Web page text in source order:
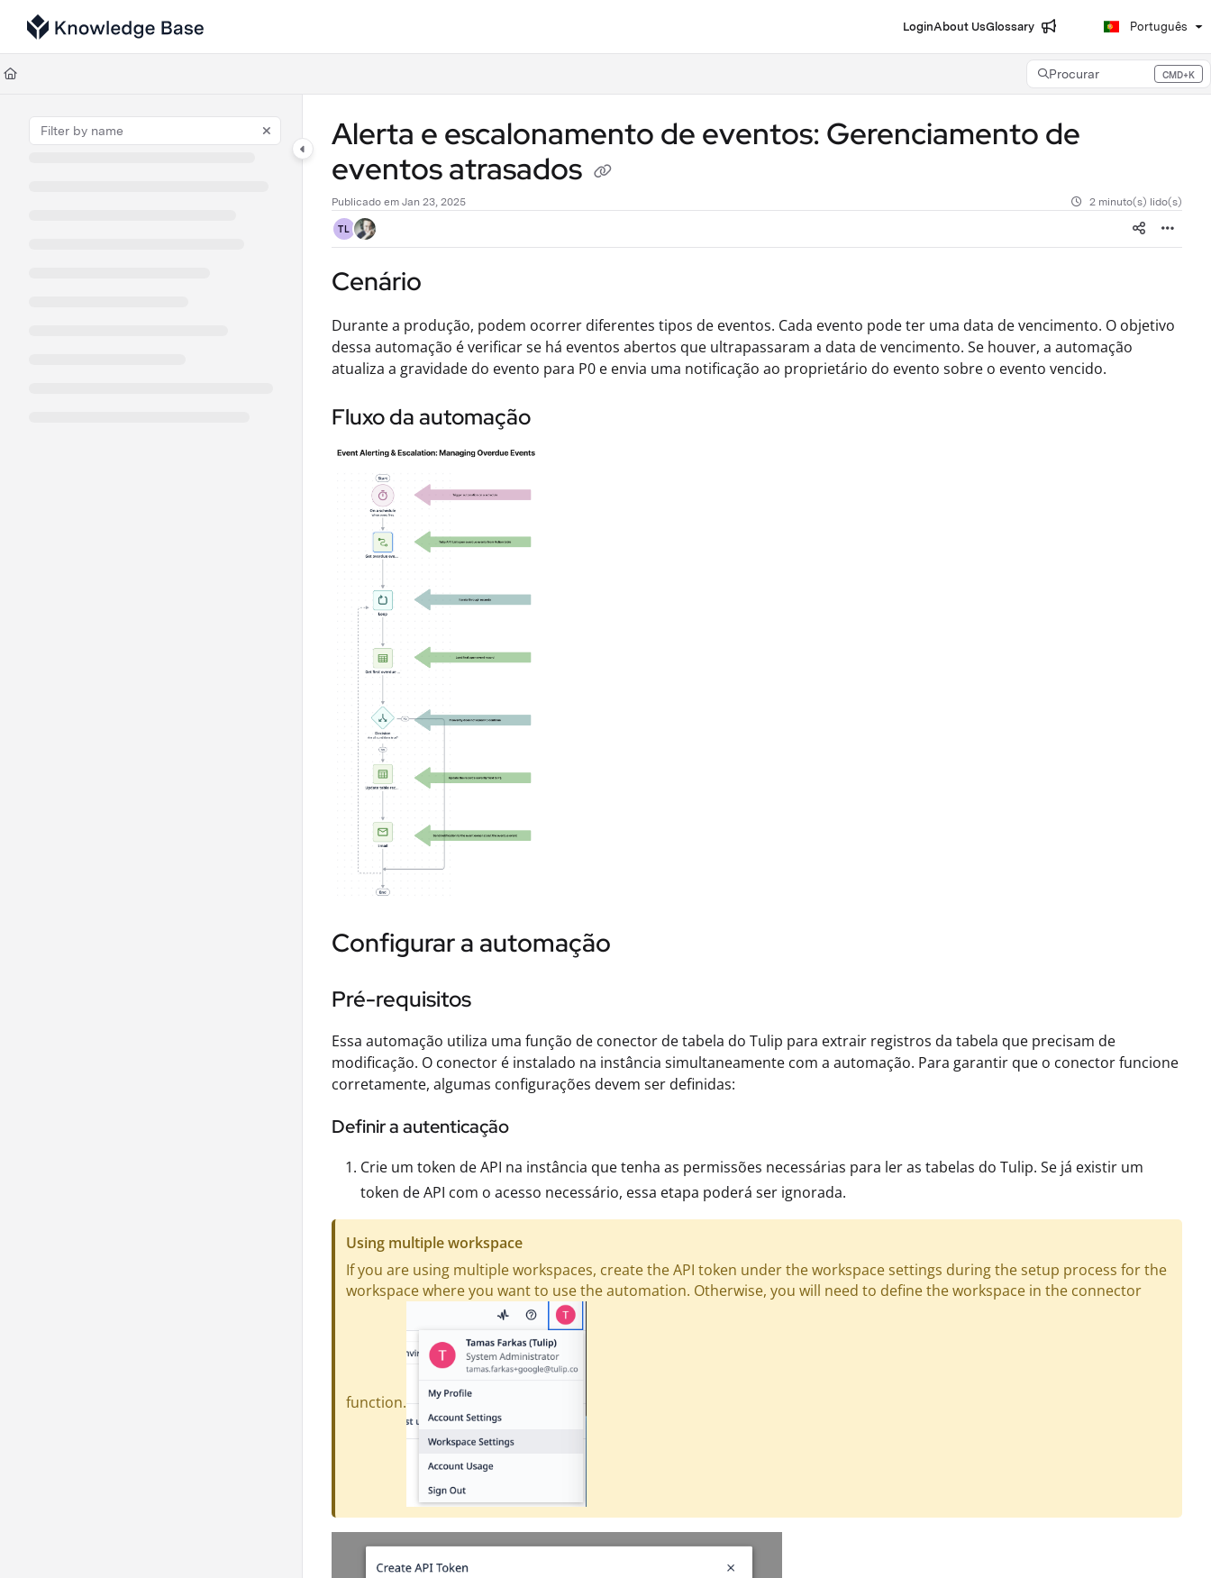
Documentation Index
Fetch the complete documentation index at:
Use this file to discover all available pages before exploring further.
LoginAbout UsGlossary Português
Procurar CMD+K
Press CMD+K to open search
Alerta e escalonamento de eventos: Gerenciamento de
eventos atrasados
Publicado em Jan 23, 2025 2 minuto(s) lido(s)
TL
Cenário
Durante a produção, podem ocorrer diferentes tipos de eventos. Cada evento pode ter uma data de vencimento. O objetivo
dessa automação é verificar se há eventos abertos que ultrapassaram a data de vencimento. Se houver, a automação
atualiza a gravidade do evento para P0 e envia uma notificação ao proprietário do evento sobre o evento vencido.
Fluxo da automação
Configurar a automação
Pré-requisitos
Essa automação utiliza uma função de conector de tabela do Tulip para extrair registros da tabela que precisam de
modificação. O conector é instalado na instância simultaneamente com a automação. Para garantir que o conector funcione
corretamente, algumas configurações devem ser definidas:
Definir a autenticação
Crie um token de API na instância que tenha as permissões necessárias para ler as tabelas do Tulip. Se já existir um
token de API com o acesso necessário, essa etapa poderá ser ignorada.
Using multiple workspace
If you are using multiple workspaces, create the API token under the workspace settings during the setup process for the
workspace where you want to use the automation. Otherwise, you will need to define the workspace in the connector
function.